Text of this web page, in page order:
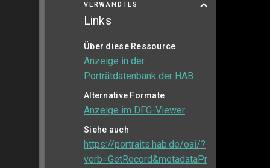
VERWANDTES
Links
Über diese Ressource
Anzeige in der
Porträtdatenbank der HAB
Alternative Formate
Anzeige im DFG-Viewer
Siehe auch
https://portraits.hab.de/oai/?
verb=GetRecord&metadataPr